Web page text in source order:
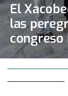
El
las
congreso
Santiago